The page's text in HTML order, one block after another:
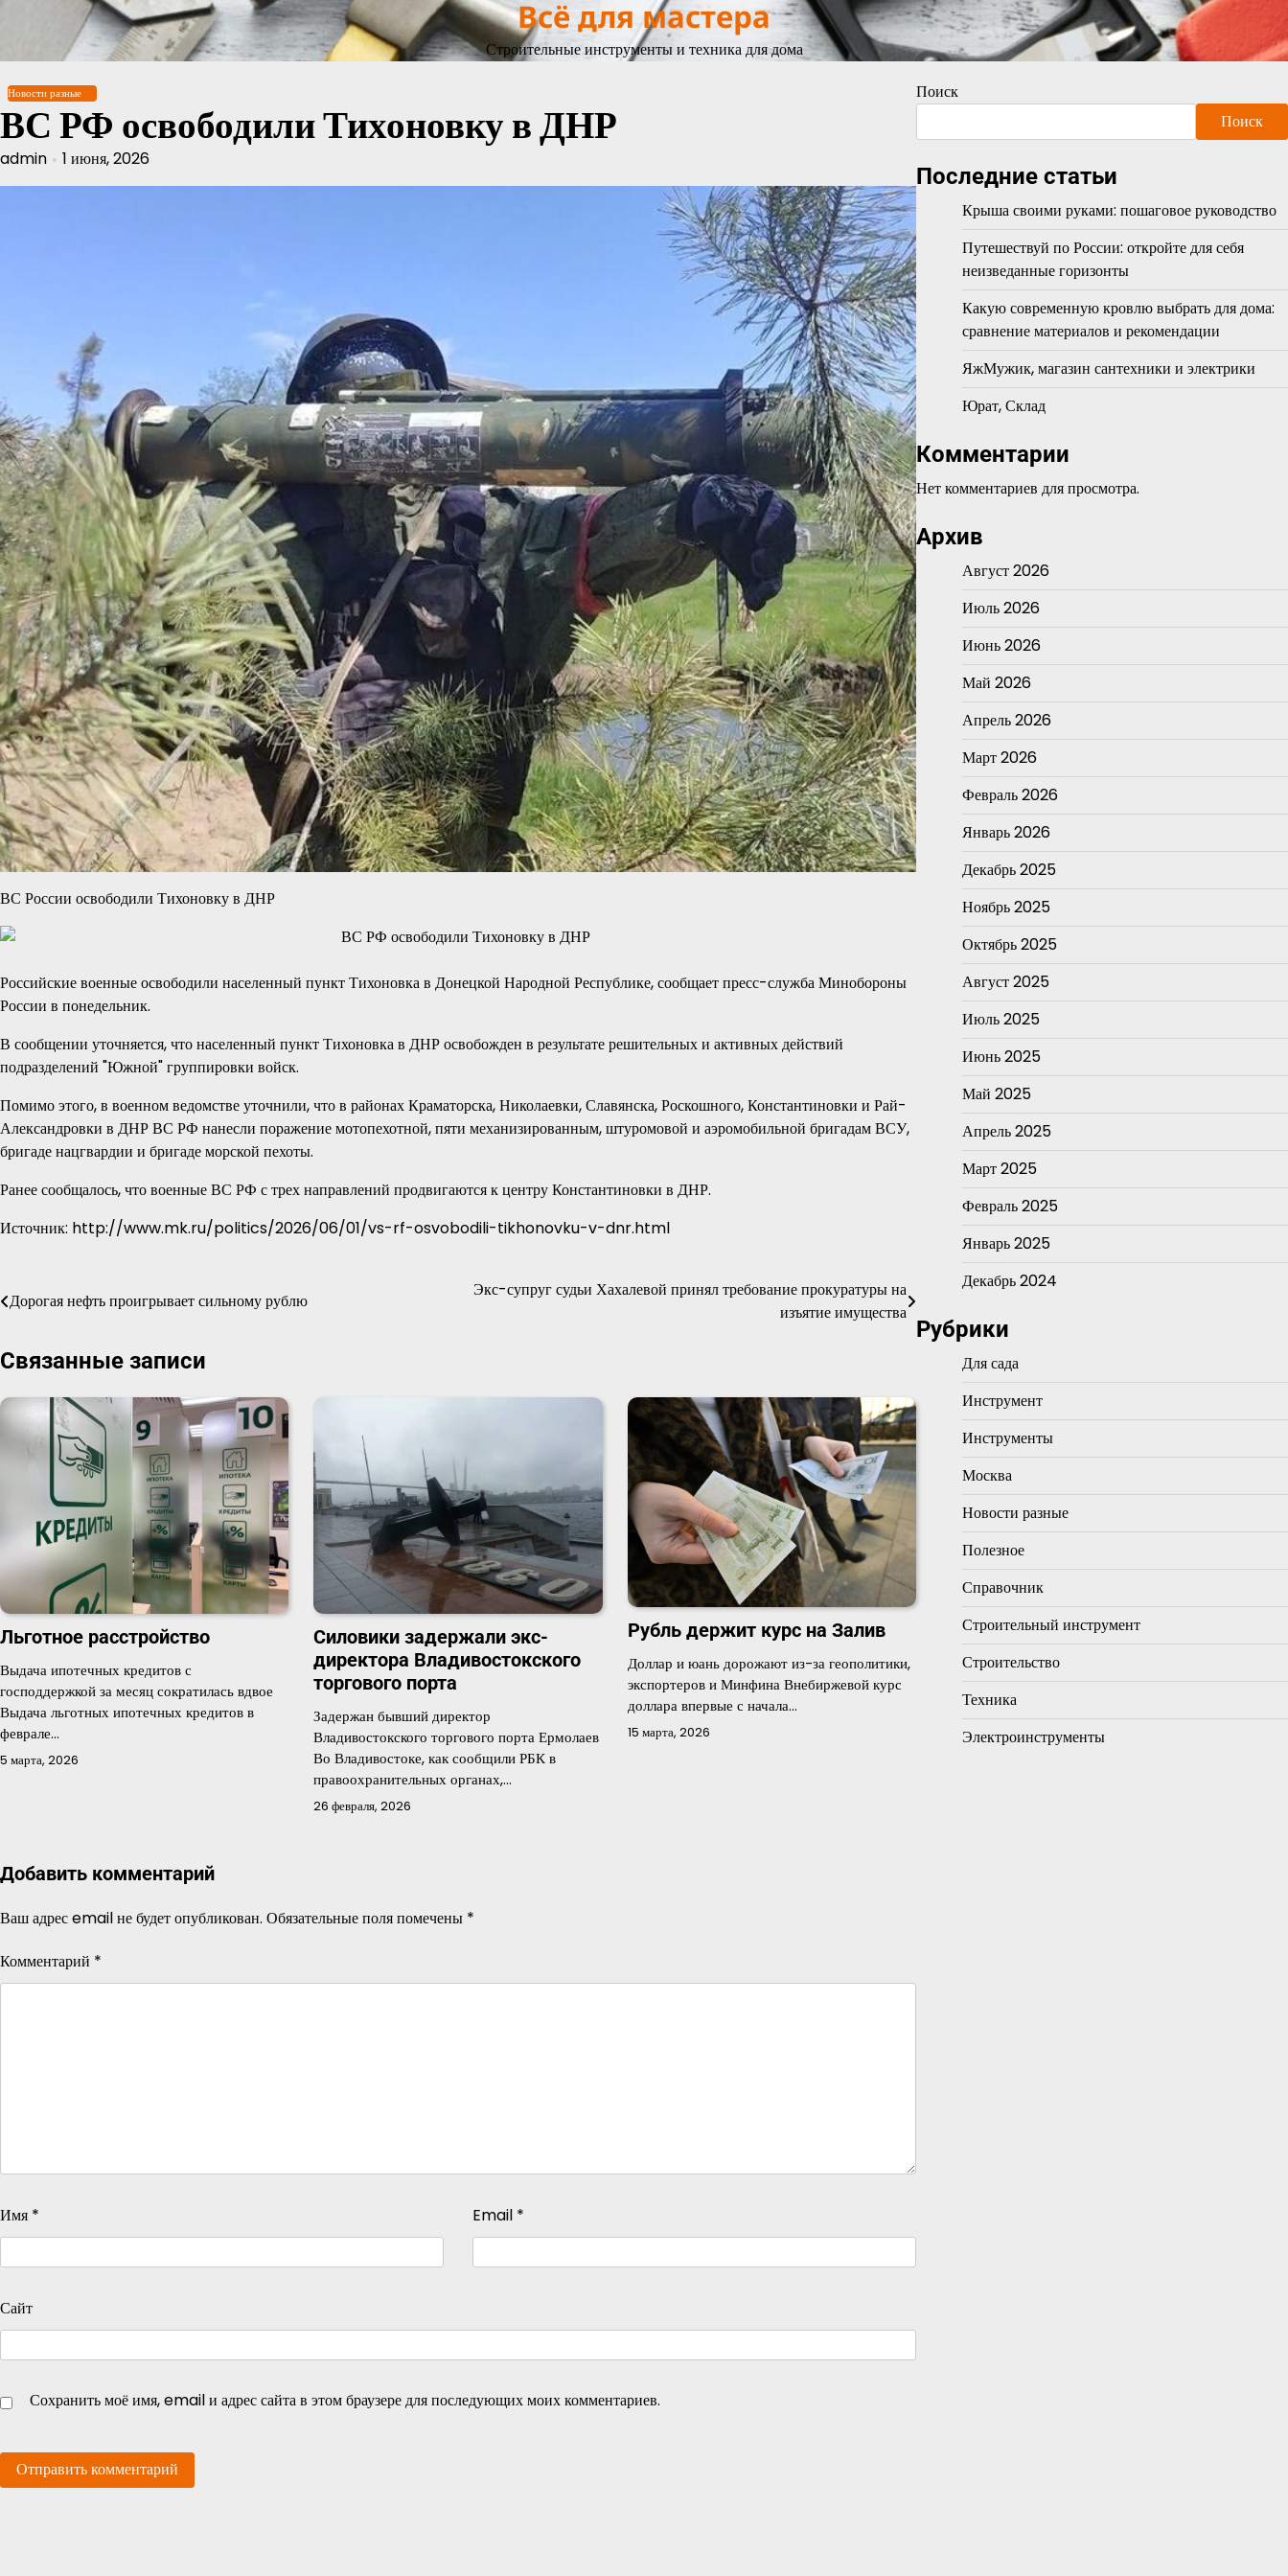
содержимому
Всё для мастера
Строительные инструменты и техника для дома
Новости разные
ВС РФ освободили Тихоновку в ДНР
admin 1 июня, 2026
ВС России освободили Тихоновку в ДНР
Российские военные освободили населенный пункт Тихоновка в Донецкой Народной Республике, сообщает пресс-служба Минобороны
России в понедельник.
В сообщении уточняется, что населенный пункт Тихоновка в ДНР освобожден в результате решительных и активных действий
подразделений "Южной" группировки войск.
Помимо этого, в военном ведомстве уточнили, что в районах Краматорска, Николаевки, Славянска, Роскошного, Константиновки и Рай-
Александровки в ДНР ВС РФ нанесли поражение мотопехотной, пяти механизированным, штуромовой и аэромобильной бригадам ВСУ,
бригаде нацгвардии и бригаде морской пехоты.
Ранее сообщалось, что военные ВС РФ с трех направлений продвигаются к центру Константиновки в ДНР.
Источник: http://www.mk.ru/politics/2026/06/01/vs-rf-osvobodili-tikhonovku-v-dnr.html
Навигация
записям
Дорогая нефть проигрывает сильному рублю
Экс-супруг судьи Хахалевой принял требование прокуратуры на
изъятие имущества
Связанные записи
Льготное расстройство
Выдача ипотечных кредитов с
господдержкой за месяц сократилась вдвое
Выдача льготных ипотечных кредитов в
феврале…
5 марта, 2026
Силовики задержали экс-
директора Владивостокского
торгового порта
Задержан бывший директор
Владивостокского торгового порта Ермолаев
Во Владивостоке, как сообщили РБК в
правоохранительных органах,…
26 февраля, 2026
Рубль держит курс на Залив
Доллар и юань дорожают из-за геополитики,
экспортеров и Минфина Внебиржевой курс
доллара впервые с начала…
15 марта, 2026
Добавить комментарий
Ваш адрес email не будет опубликован. Обязательные поля помечены *
Комментарий *
Имя * Email *
Сайт
Сохранить моё имя, email и адрес сайта в этом браузере для последующих моих комментариев.
Поиск
Поиск
Последние статьи
Крыша своими руками: пошаговое руководство
Путешествуй по России: откройте для себя
неизведанные горизонты
Какую современную кровлю выбрать для дома:
сравнение материалов и рекомендации
ЯжМужик, магазин сантехники и электрики
Юрат, Склад
Комментарии
Нет комментариев для просмотра.
Архив
Август 2026
Июль 2026
Июнь 2026
Май 2026
Апрель 2026
Март 2026
Февраль 2026
Январь 2026
Декабрь 2025
Ноябрь 2025
Октябрь 2025
Август 2025
Июль 2025
Июнь 2025
Май 2025
Апрель 2025
Март 2025
Февраль 2025
Январь 2025
Декабрь 2024
Рубрики
Для сада
Инструмент
Инструменты
Москва
Новости разные
Полезное
Справочник
Строительный инструмент
Строительство
Техника
Электроинструменты